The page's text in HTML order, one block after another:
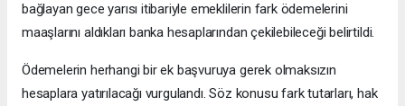
bağlayan gece yarısı itibariyle emeklilerin fark ödemelerini
maaşlarını aldıkları banka hesaplarından çekilebileceği belirtildi.
Ödemelerin herhangi bir ek başvuruya gerek olmaksızın
hesaplara yatırılacağı vurgulandı. Söz konusu fark tutarları, hak